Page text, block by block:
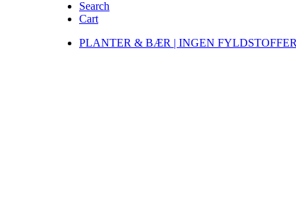
Search
Cart
PLANTER & BÆR | INGEN